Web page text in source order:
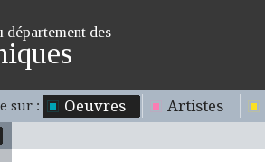
des
sur : Oeuvres Artistes